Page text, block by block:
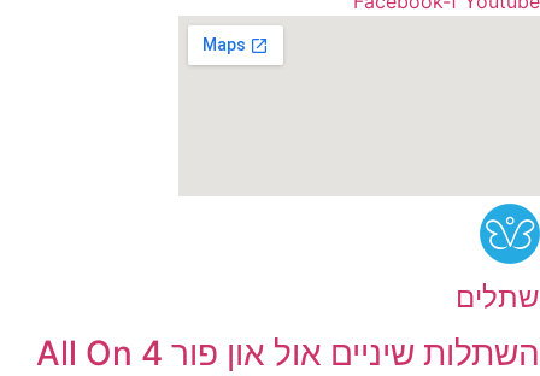
שתלים
השתלות שיניים אול און פור All On 4